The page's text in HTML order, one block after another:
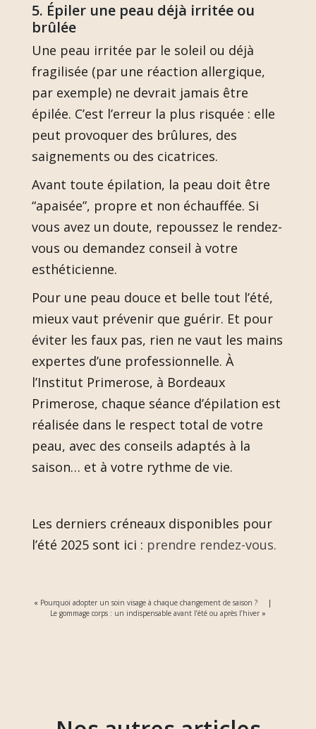
5. Épiler une peau déjà irritée ou
brûlée
Une peau irritée par le soleil ou déjà
fragilisée (par une réaction allergique,
par exemple) ne devrait jamais être
épilée. C’est l’erreur la plus risquée : elle
peut provoquer des brûlures, des
saignements ou des cicatrices.
Avant toute épilation, la peau doit être
“apaisée”, propre et non échauffée. Si
vous avez un doute, repoussez le rendez-
vous ou demandez conseil à votre
esthéticienne.
Pour une peau douce et belle tout l’été,
mieux vaut prévenir que guérir. Et pour
éviter les faux pas, rien ne vaut les mains
expertes d’une professionnelle. À
l’Institut Primerose, à Bordeaux
Primerose, chaque séance d’épilation est
réalisée dans le respect total de votre
peau, avec des conseils adaptés à la
saison… et à votre rythme de vie.
Les derniers créneaux disponibles pour
l’été 2025 sont ici : prendre rendez-vous.
« Pourquoi adopter un soin visage à chaque changement de saison ?
|
Le gommage corps : un indispensable avant l’été ou après l’hiver »